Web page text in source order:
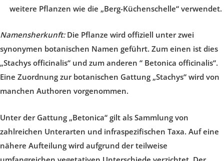
weitere Pflanzen wie die „Berg-Küchenschelle“ verwendet.
Namensherkunft:Die Pflanze wird offiziell unter zwei
synonymen botanischen Namen geführt. Zum einen ist dies
„Stachys officinalis“ und zum anderen “ Betonica officinalis“.
Eine Zuordnung zur botanischen Gattung „Stachys“ wird von
manchen Authoren vorgenommen.
Unter der Gattung „Betonica“ gilt als Sammlung von
zahlreichen Unterarten und infraspezifischen Taxa. Auf eine
nähere Aufteilung wird aufgrund der teilweise